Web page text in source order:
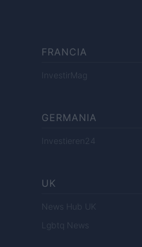
FRANCIA
InvestirMag
GERMANIA
Investieren24
UK
News Hub UK
Lgbtq News